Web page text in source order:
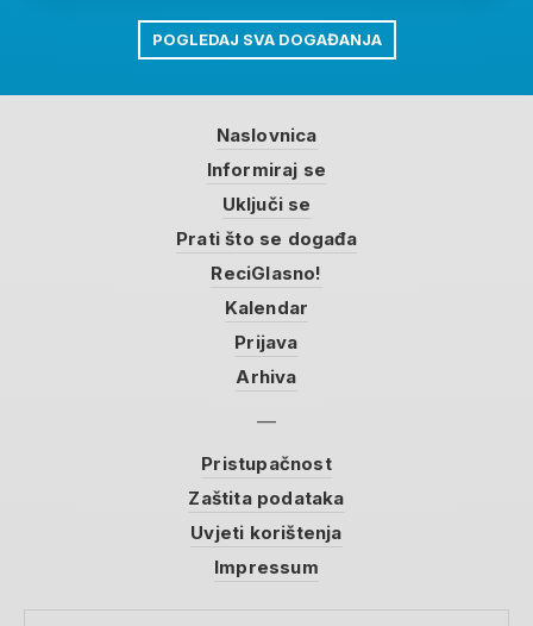
POGLEDAJ SVA DOGAĐANJA
Naslovnica
Informiraj se
Uključi se
Prati što se događa
ReciGlasno!
Kalendar
Prijava
Arhiva
Pristupačnost
Zaštita podataka
Uvjeti korištenja
Impressum